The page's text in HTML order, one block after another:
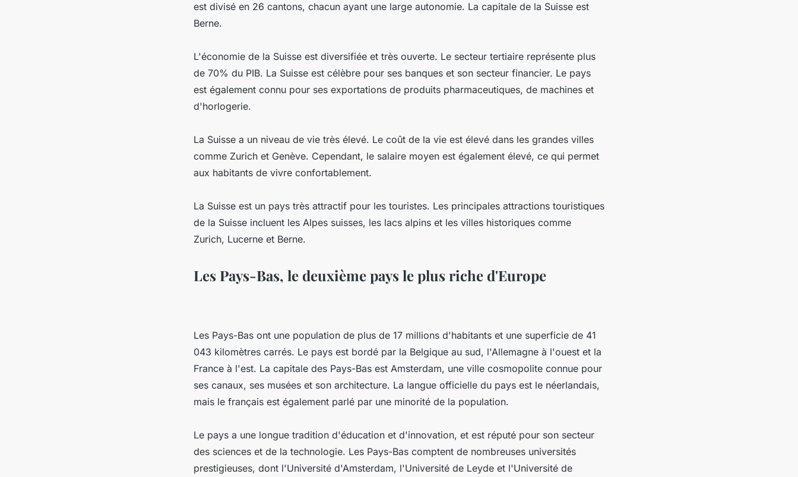
est divisé en 26 cantons, chacun ayant une large autonomie. La capitale de la Suisse est
Berne.
L'économie de la Suisse est diversifiée et très ouverte. Le secteur tertiaire représente plus
de 70% du PIB. La Suisse est célèbre pour ses banques et son secteur financier. Le pays
est également connu pour ses exportations de produits pharmaceutiques, de machines et
d'horlogerie.
La Suisse a un niveau de vie très élevé. Le coût de la vie est élevé dans les grandes villes
comme Zurich et Genève. Cependant, le salaire moyen est également élevé, ce qui permet
aux habitants de vivre confortablement.
La Suisse est un pays très attractif pour les touristes. Les principales attractions touristiques
de la Suisse incluent les Alpes suisses, les lacs alpins et les villes historiques comme
Zurich, Lucerne et Berne.
Les Pays-Bas, le deuxième pays le plus riche d'Europe
Les Pays-Bas ont une population de plus de 17 millions d'habitants et une superficie de 41
043 kilomètres carrés. Le pays est bordé par la Belgique au sud, l'Allemagne à l'ouest et la
France à l'est. La capitale des Pays-Bas est Amsterdam, une ville cosmopolite connue pour
ses canaux, ses musées et son architecture. La langue officielle du pays est le néerlandais,
mais le français est également parlé par une minorité de la population.
Le pays a une longue tradition d'éducation et d'innovation, et est réputé pour son secteur
des sciences et de la technologie. Les Pays-Bas comptent de nombreuses universités
prestigieuses, dont l'Université d'Amsterdam, l'Université de Leyde et l'Université de